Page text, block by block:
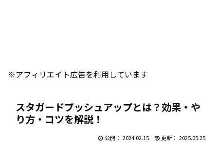
※アフィリエイト広告を利用しています
スタガードプッシュアップとは？効果・や
り方・コツを解説！
2024.02.15 2025.05.25